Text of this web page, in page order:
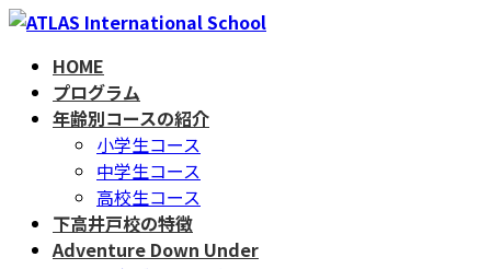
コ
ナ
HOME
プログラム
年齢別コースの紹介
小学生コース
中学生コース
高校生コース
下高井戸校の特徴
Adventure Down Under